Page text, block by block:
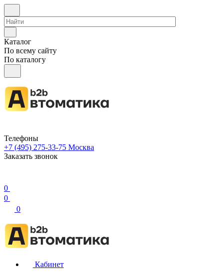
Каталог
По всему сайту
По каталогу
Телефоны
+7 (495) 275-33-75 Москва
Заказать звонок
0
0
0
Кабинет